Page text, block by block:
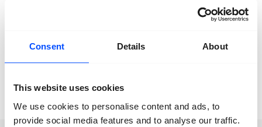
Consent Details About
This website uses cookies
We use cookies to personalise content and ads, to
provide social media features and to analyse our traffic.
reservering vooraf bij een van onze drie infopunten
(alleen mogelijk op de dag zelf vanaf 10 uur). Vol = vol.
Courtesy of the artist and Magnum Photos.